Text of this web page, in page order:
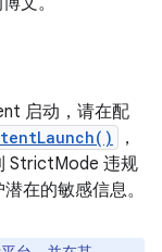
启动，请在配
，
StrictMode 违规
在的敏感信息。